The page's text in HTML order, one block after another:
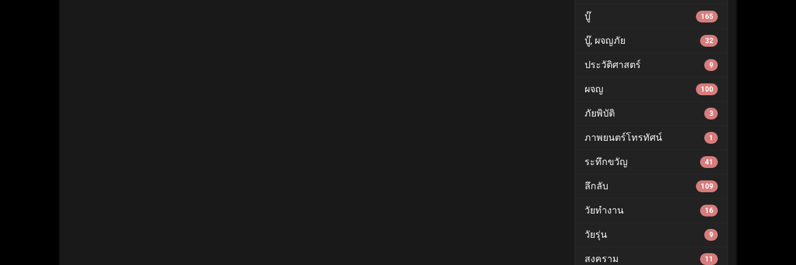
บู๊ 165
บู๊, ผจญภัย 32
ประวัติศาสตร์ 9
ผจญ 100
ภัยพิบัติ 3
ภาพยนตร์โทรทัศน์ 1
ระทึกขวัญ 41
ลึกลับ 109
วัยทำงาน 16
วัยรุ่น 9
สงคราม 11